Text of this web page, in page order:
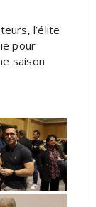
l’élite
pour
saison